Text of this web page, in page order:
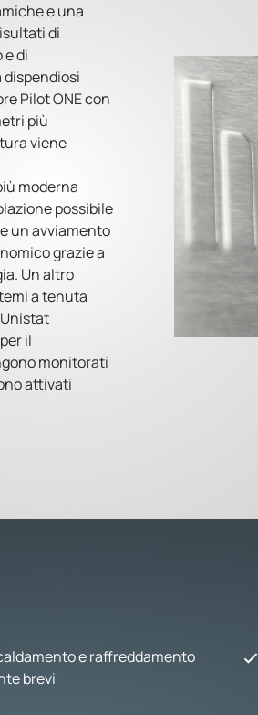
e una
di
di
Pilot ONE con
più
viene
moderna
possibile
un avviamento
grazie a
Un altro
a tenuta
il
monitorati
attivati
e raffreddamento
brevi